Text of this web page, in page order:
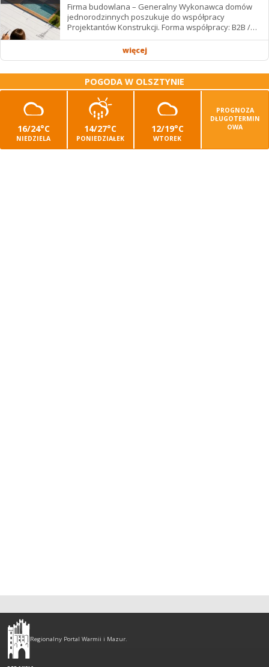
Firma budowlana – Generalny Wykonawca domów
jednorodzinnych poszukuje do współpracy
Projektantów Konstrukcji. Forma współpracy: B2B /
podwykonawstwo – zdalnie. Wynagrodzenie: ✔
więcej
POGODA W OLSZTYNIE
16/24°C
NIEDZIELA
14/27°C
PONIEDZIAŁEK
12/19°C
WTOREK
PROGNOZA
DŁUGOTERMIN
OWA
Olsztyn
-
regionalny
Regionalny Portal Warmii i Mazur.